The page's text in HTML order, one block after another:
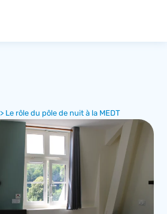
> Le rôle du pôle de nuit à la MEDT